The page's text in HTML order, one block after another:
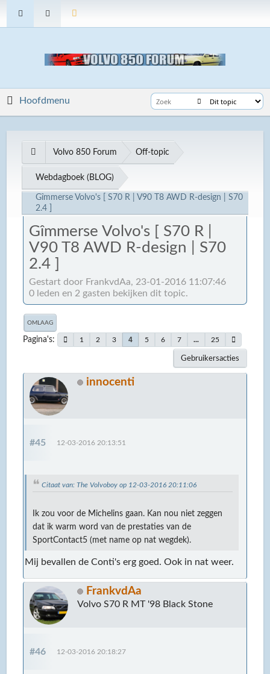
Hoofdmenu
Volvo 850 Forum Off-topic
Webdagboek (BLOG)
Gîmmerse Volvo's [ S70 R | V90 T8 AWD R-design | S70
2.4 ]
Gîmmerse Volvo's [ S70 R |
V90 T8 AWD R-design | S70
2.4 ]
Gestart door FrankvdAa, 23-01-2016 11:07:46
0 leden en 2 gasten bekijken dit topic.
OMLAAG
Pagina's 1 2 3 4 5 6 7 ... 25
Gebruikersacties
innocenti
#45 12-03-2016 20:13:51
Citaat van: The Volvoboy op 12-03-2016 20:11:06
Ik zou voor de Michelins gaan. Kan nou niet zeggen
dat ik warm word van de prestaties van de
SportContact5 (met name op nat wegdek).
Mij bevallen de Conti's erg goed. Ook in nat weer.
FrankvdAa
Volvo S70 R MT '98 Black Stone
#46 12-03-2016 20:18:27